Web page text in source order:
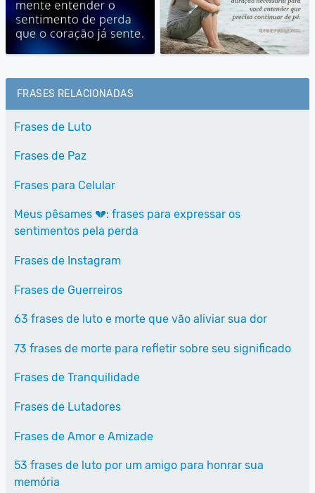
FRASES RELACIONADAS
Frases de Luto
Frases de Paz
Frases para Celular
Meus pêsames 💔: frases para expressar os
sentimentos pela perda
Frases de Instagram
Frases de Guerreiros
63 frases de luto e morte que vão aliviar sua dor
73 frases de morte para refletir sobre seu significado
Frases de Tranquilidade
Frases de Lutadores
Frases de Amor e Amizade
53 frases de luto por um amigo para honrar sua
memória